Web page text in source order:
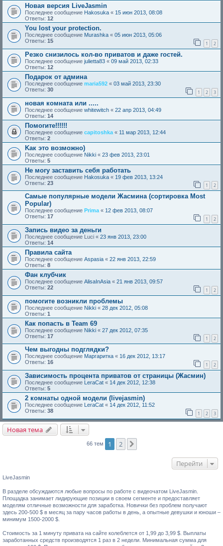
Новая версия LiveJаsmin
Последнее сообщение Hakosuka « 15 июн 2013, 08:08
Ответы: 12
You lost your protection.
Последнее сообщение Murashka « 05 июн 2013, 05:06
Ответы: 15 1 2
Резко снизилось кол-во приватов и даже гостей.
Последнее сообщение julietta83 « 09 май 2013, 02:33
Ответы: 12
Подарок от админа
Последнее сообщение maria592 « 03 май 2013, 23:30
Ответы: 30 1 2 3
новая комната или .....
Последнее сообщение whitewitch « 22 апр 2013, 04:49
Ответы: 14
Помогите!!!!!!
Последнее сообщение capitoshka « 11 мар 2013, 12:44
Ответы: 2
Kaк это возможно)
Последнее сообщение Nikki « 23 фев 2013, 23:01
Ответы: 5
Не могу заставить себя работать
Последнее сообщение Hakosuka « 19 фев 2013, 13:24
Ответы: 23 1 2
Самые популярные модели Жасмина (сортировка Most
Popular)
Последнее сообщение Prima « 12 фев 2013, 08:07
Ответы: 17 1 2
Запись видео за деньги
Последнее сообщение Luci « 23 янв 2013, 23:00
Ответы: 14
Правила сайта
Последнее сообщение Aspasia « 22 янв 2013, 22:59
Ответы: 8
Фан клубчик
Последнее сообщение AlisaInAsia « 21 янв 2013, 09:57
Ответы: 22 1 2
помогите возникли проблемы
Последнее сообщение Nikki « 28 дек 2012, 05:08
Ответы: 1
Как попасть в Team 69
Последнее сообщение Nikki « 27 дек 2012, 07:35
Ответы: 17 1 2
Чем выгодны подглядки?
Последнее сообщение Маргаритка « 16 дек 2012, 13:17
Ответы: 16 1 2
Зависимость процента приватов от страницы (Жасмин)
Последнее сообщение LeraCat « 14 дек 2012, 12:38
Ответы: 5
2 комнаты одной модели (livejasmin)
Последнее сообщение LeraCat « 14 дек 2012, 11:52
Ответы: 38 1 2 3
Новая тема
66 тем 1 2
Перейти
LiveJasmin
В разделе обсуждаются любые вопросы по работе с видеочатом LiveJasmin.
Площадка занимает лидирующие позиции в своем сегменте и предоставляет
моделям отличные возможности для заработка. Новички без проблем получают
здесь 200-500 $ в месяц за пару часов работы в день, а опытные девушки и юноши –
минимум 1500-2000 $.
Стоимость за 1 минуту привата на сайте колеблется от 1,99 до 3,99 $. Выплаты
заработанных средств производятся 1 раз в 2 недели. Минимальная сумма для